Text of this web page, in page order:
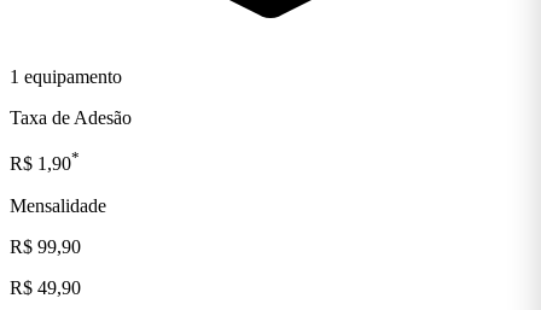
1 equipamento
Taxa de Adesão
R$ 1,90*
Mensalidade
R$ 99,90
R$ 49,90